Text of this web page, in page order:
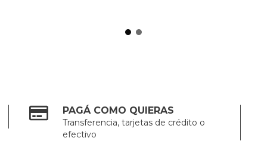
PAGÁ COMO QUIERAS
Transferencia, tarjetas de crédito o
efectivo